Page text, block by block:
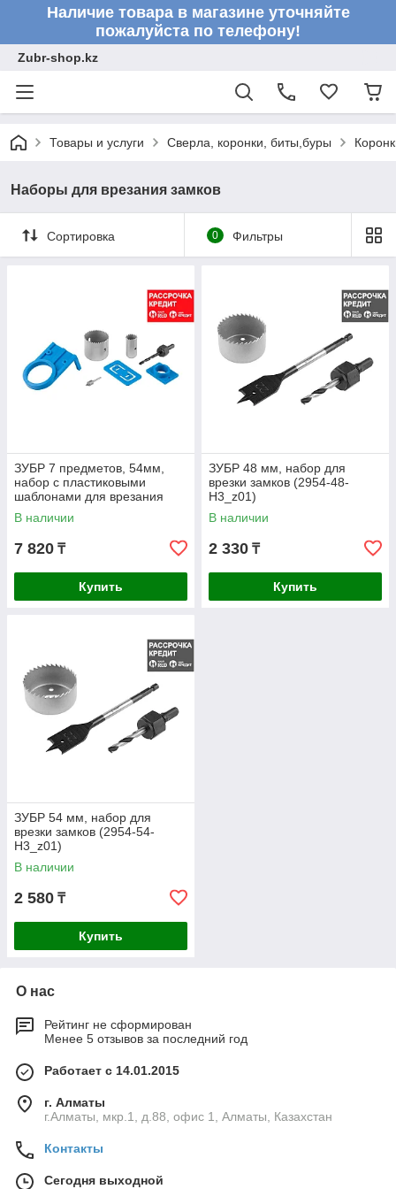
Наличие товара в магазине уточняйте
пожалуйста по телефону!
Zubr-shop.kz
Товары и услуги Сверла, коронки, биты,буры
Наборы для врезания замков
Сортировка 0 Фильтры
ЗУБР 7 предметов, 54мм,
набор с пластиковыми
шаблонами для врезания
замков (2954-54-H7)
В наличии
7 820 ₸
Купить
ЗУБР 48 мм, набор для
врезки замков (2954-48-
H3_z01)
В наличии
2 330 ₸
Купить
ЗУБР 54 мм, набор для
врезки замков (2954-54-
H3_z01)
В наличии
2 580 ₸
Купить
О нас
Рейтинг не сформирован
Менее 5 отзывов за последний год
Работает с 14.01.2015
г. Алматы
г.Алматы, мкр.1, д.88, офис 1, Алматы, Казахстан
Контакты
Сегодня выходной